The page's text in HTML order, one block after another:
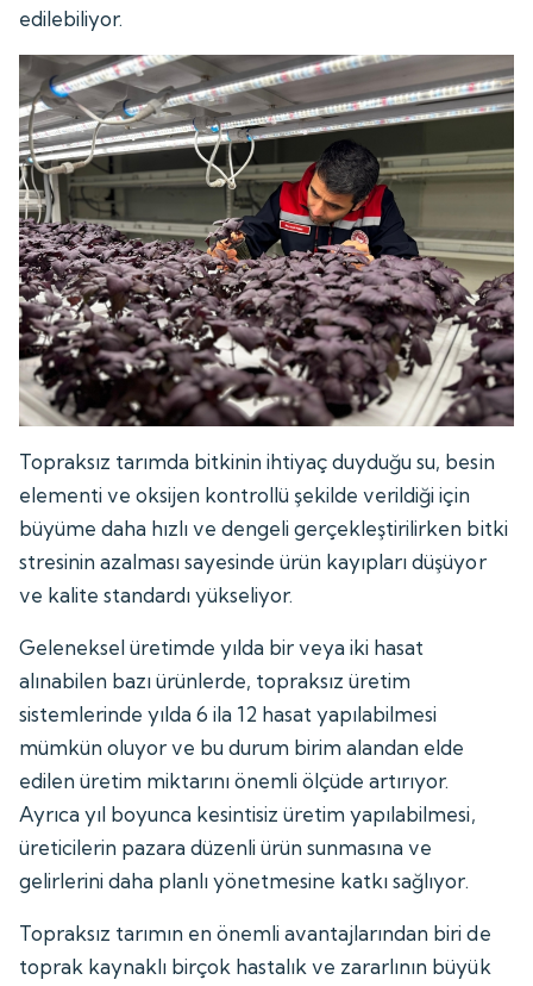
edilebiliyor.
Topraksız tarımda bitkinin ihtiyaç duyduğu su, besin
elementi ve oksijen kontrollü şekilde verildiği için
büyüme daha hızlı ve dengeli gerçekleştirilirken bitki
stresinin azalması sayesinde ürün kayıpları düşüyor
ve kalite standardı yükseliyor.
Geleneksel üretimde yılda bir veya iki hasat
alınabilen bazı ürünlerde, topraksız üretim
sistemlerinde yılda 6 ila 12 hasat yapılabilmesi
mümkün oluyor ve bu durum birim alandan elde
edilen üretim miktarını önemli ölçüde artırıyor.
Ayrıca yıl boyunca kesintisiz üretim yapılabilmesi,
üreticilerin pazara düzenli ürün sunmasına ve
gelirlerini daha planlı yönetmesine katkı sağlıyor.
Topraksız tarımın en önemli avantajlarından biri de
toprak kaynaklı birçok hastalık ve zararlının büyük